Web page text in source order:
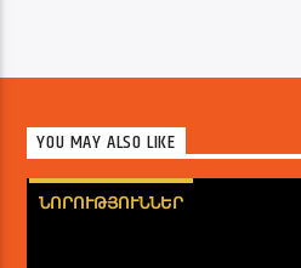
YOU MAY ALSO LIKE
ՆՈՐՈՒԹՅՈՒՆՆԵՐ